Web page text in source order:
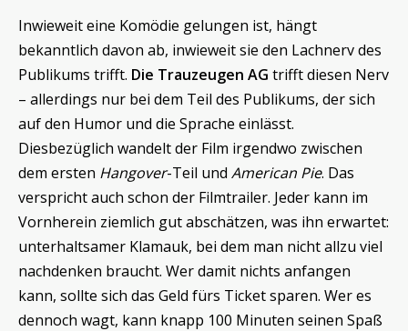
Inwieweit eine Komödie gelungen ist, hängt
bekanntlich davon ab, inwieweit sie den Lachnerv des
Publikums trifft. Die Trauzeugen AG trifft diesen Nerv
– allerdings nur bei dem Teil des Publikums, der sich
auf den Humor und die Sprache einlässt.
Diesbezüglich wandelt der Film irgendwo zwischen
dem ersten Hangover-Teil und American Pie. Das
verspricht auch schon der Filmtrailer. Jeder kann im
Vornherein ziemlich gut abschätzen, was ihn erwartet:
unterhaltsamer Klamauk, bei dem man nicht allzu viel
nachdenken braucht. Wer damit nichts anfangen
kann, sollte sich das Geld fürs Ticket sparen. Wer es
dennoch wagt, kann knapp 100 Minuten seinen Spaß